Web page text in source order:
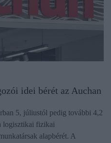
idei bérét az Auchan
5, júliustól pedig további 4,2
logisztikai fizikai
alapbérét. A